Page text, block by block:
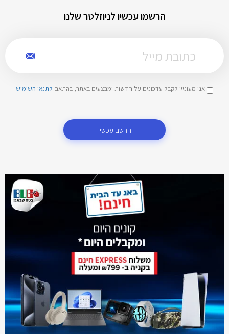
הרשמו עכשיו לניוזלטר שלנו
אני מעוניין לקבל עדכונים על חדשות ומבצעים באתר, בהתאם לתנאי השימוש
הרשם עכשיו